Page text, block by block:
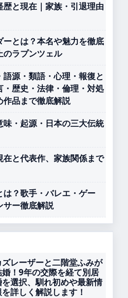
歴と現在｜家族・引退理由
ーとは？本名や魅力を徹底
のラプンツェル
語源・類語・心理・報復と
・歴史・法律・倫理・対処
作品まで徹底解説
味・起源・日本の三大伝統
在と代表作、家族関係まで
は？歌手・バレエ・ゲー
サー徹底解説
ズレーザーと二階堂ふみが
婚！9年の交際を経て別居
選択、馴れ初めや最新情
詳しく解説します！